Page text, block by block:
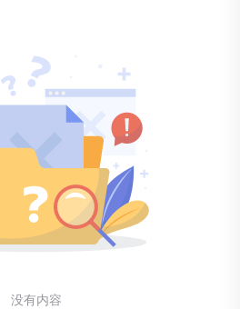
没有内容